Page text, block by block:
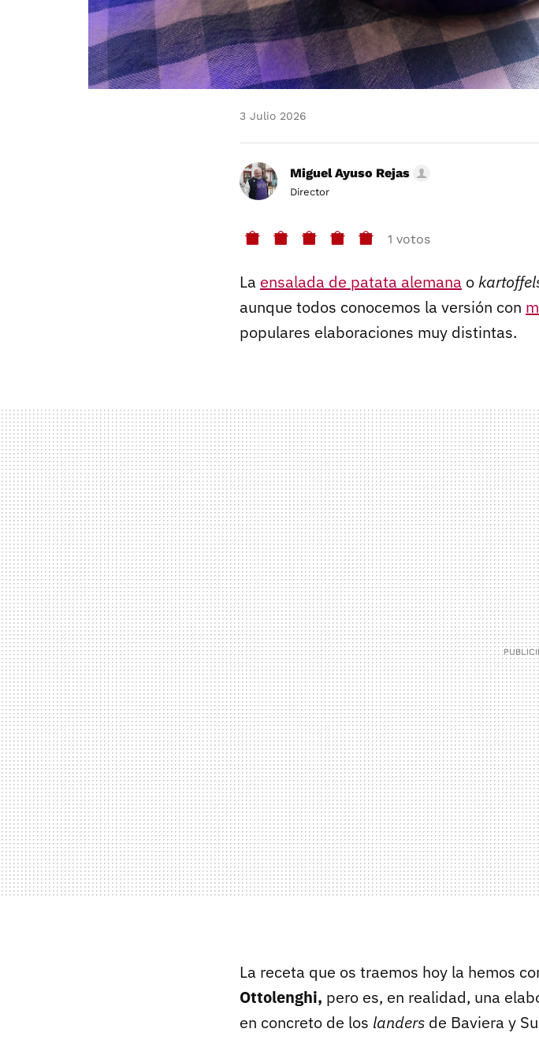
3 Julio 2026
Miguel Ayuso Rejas
Director
1 votos
La ensalada de patata alemana o
aunque todos conocemos la versión con
populares elaboraciones muy distintas.
La receta que os traemos hoy la hemos
Ottolenghi, pero es, en realidad, una
en concreto de los landers de Baviera y